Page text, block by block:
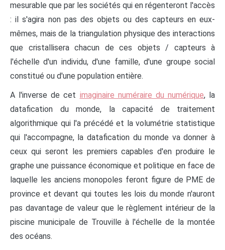
mesurable que par les sociétés qui en régenteront l'accès
: il s'agira non pas des objets ou des capteurs en eux-
mêmes, mais de la triangulation physique des interactions
que cristallisera chacun de ces objets / capteurs à
l'échelle d'un individu, d'une famille, d'une groupe social
constitué ou d'une population entière.
A l'inverse de cet imaginaire numéraire du numérique, la
datafication du monde, la capacité de traitement
algorithmique qui l'a précédé et la volumétrie statistique
qui l'accompagne, la datafication du monde va donner à
ceux qui seront les premiers capables d'en produire le
graphe une puissance économique et politique en face de
laquelle les anciens monopoles feront figure de PME de
province et devant qui toutes les lois du monde n'auront
pas davantage de valeur que le règlement intérieur de la
piscine municipale de Trouville à l'échelle de la montée
des océans.